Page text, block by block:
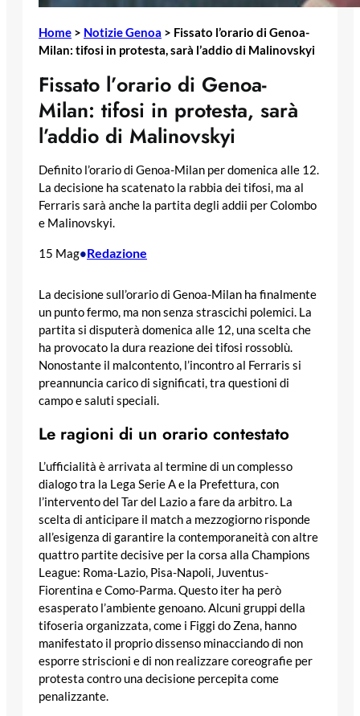
Home > Notizie Genoa > Fissato l’orario di Genoa-
Milan: tifosi in protesta, sarà l’addio di Malinovskyi
Fissato l’orario di Genoa-
Milan: tifosi in protesta, sarà
l’addio di Malinovskyi
Definito l’orario di Genoa-Milan per domenica alle 12.
La decisione ha scatenato la rabbia dei tifosi, ma al
Ferraris sarà anche la partita degli addii per Colombo
e Malinovskyi.
15 Mag•Redazione
La decisione sull’orario di Genoa-Milan ha finalmente
un punto fermo, ma non senza strascichi polemici. La
partita si disputerà domenica alle 12, una scelta che
ha provocato la dura reazione dei tifosi rossoblù.
Nonostante il malcontento, l’incontro al Ferraris si
preannuncia carico di significati, tra questioni di
campo e saluti speciali.
Le ragioni di un orario contestato
L’ufficialità è arrivata al termine di un complesso
dialogo tra la Lega Serie A e la Prefettura, con
l’intervento del Tar del Lazio a fare da arbitro. La
scelta di anticipare il match a mezzogiorno risponde
all’esigenza di garantire la contemporaneità con altre
quattro partite decisive per la corsa alla Champions
League: Roma-Lazio, Pisa-Napoli, Juventus-
Fiorentina e Como-Parma. Questo iter ha però
esasperato l’ambiente genoano. Alcuni gruppi della
tifoseria organizzata, come i Figgi do Zena, hanno
manifestato il proprio dissenso minacciando di non
esporre striscioni e di non realizzare coreografie per
protesta contro una decisione percepita come
penalizzante.